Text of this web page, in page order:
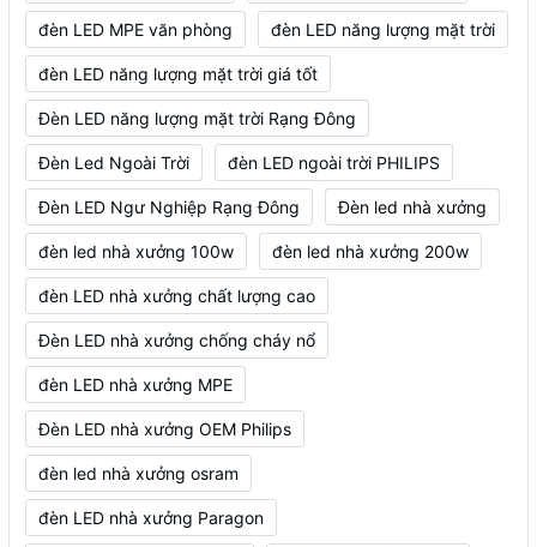
đèn LED MPE văn phòng đèn LED năng lượng mặt trời
đèn LED năng lượng mặt trời giá tốt
Đèn LED năng lượng mặt trời Rạng Đông
Đèn Led Ngoài Trời đèn LED ngoài trời PHILIPS
Đèn LED Ngư Nghiệp Rạng Đông Đèn led nhà xưởng
đèn led nhà xưởng 100w đèn led nhà xưởng 200w
đèn LED nhà xưởng chất lượng cao
Đèn LED nhà xưởng chống cháy nổ
đèn LED nhà xưởng MPE
Đèn LED nhà xưởng OEM Philips
đèn led nhà xưởng osram
đèn LED nhà xưởng Paragon